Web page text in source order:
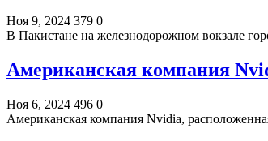
Ноя 9, 2024 379 0
В Пакистане на железнодорожном вокзале
Американская компания
Ноя 6, 2024 496 0
Американская компания Nvidia,